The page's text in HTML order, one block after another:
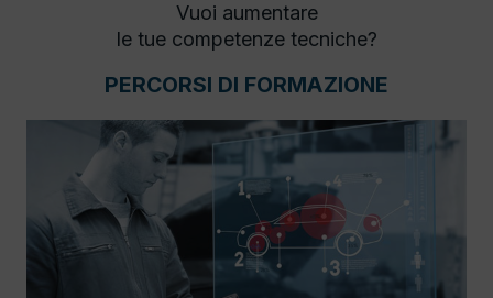
Vuoi aumentare
le tue competenze tecniche?
PERCORSI DI FORMAZIONE